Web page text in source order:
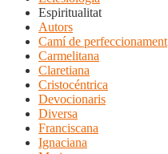
Espiritualitat
Autors
Camí de perfeccionament
Carmelitana
Claretiana
Cristocéntrica
Devocionaris
Diversa
Franciscana
Ignaciana